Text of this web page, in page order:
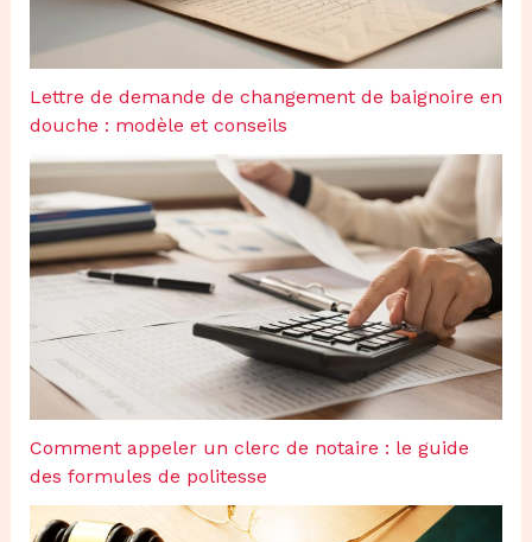
Lettre de demande de changement de baignoire en
douche : modèle et conseils
Comment appeler un clerc de notaire : le guide
des formules de politesse